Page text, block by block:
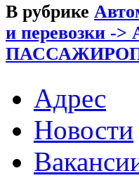
В рубрике
и перевозки ->
Адрес
Новости